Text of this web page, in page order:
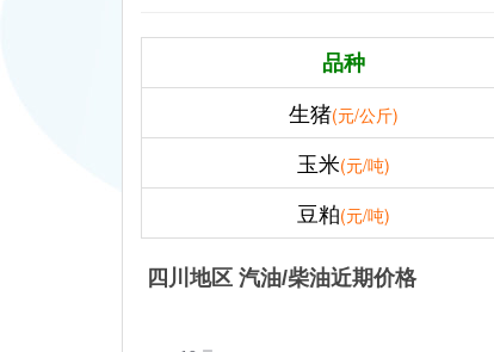
品种
生猪(元/公斤)
玉米(元/吨)
豆粕(元/吨)